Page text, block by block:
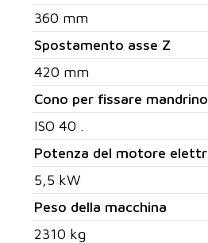
360 mm
Spostamento asse Z
420 mm
Cono per fissare mandrino
ISO 40 .
Potenza del motore
5,5 kW
Peso della macchina
2310 kg